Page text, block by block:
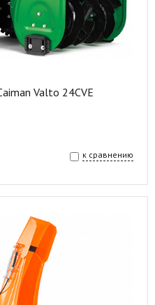
Valto 24CVE
к сравнению